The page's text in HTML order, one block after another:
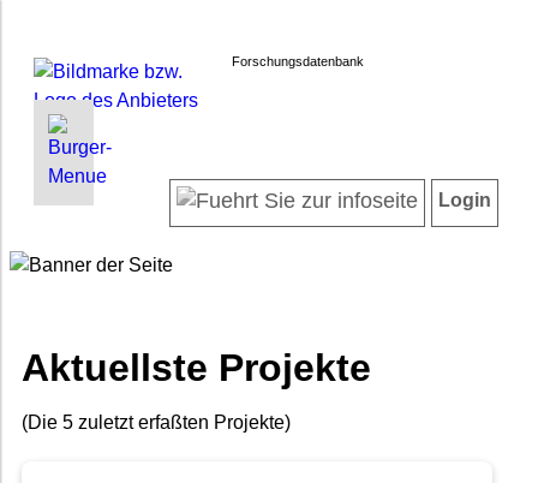
Forschungsdatenbank
INFORMATIONEN | SUCHEN
Forscherinnen und Forscher
Barrierefreiheit
Impressum
LOGIN
Login
Aktuellste Projekte
(Die 5 zuletzt erfaßten Projekte)